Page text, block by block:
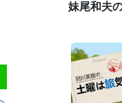
妹尾和夫